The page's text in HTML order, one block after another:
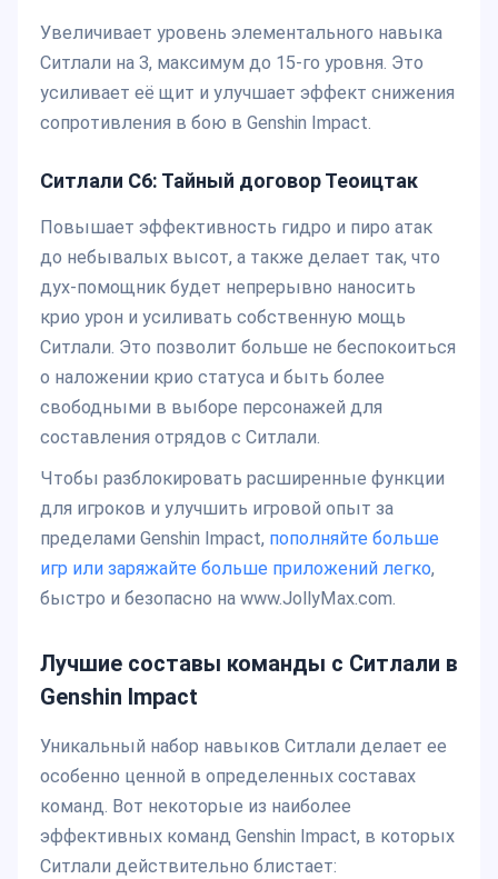
Увеличивает уровень элементального навыка
Ситлали на 3, максимум до 15-го уровня. Это
усиливает её щит и улучшает эффект снижения
сопротивления в бою в Genshin Impact.
Ситлали С6: Тайный договор Теоицтак
Повышает эффективность гидро и пиро атак
до небывалых высот, а также делает так, что
дух-помощник будет непрерывно наносить
крио урон и усиливать собственную мощь
Ситлали. Это позволит больше не беспокоиться
о наложении крио статуса и быть более
свободными в выборе персонажей для
составления отрядов с Ситлали.
Чтобы разблокировать расширенные функции
для игроков и улучшить игровой опыт за
пределами Genshin Impact, пополняйте больше
игр или заряжайте больше приложений легко,
быстро и безопасно на www.JollyMax.com.
Лучшие составы команды с Ситлали в
Genshin Impact
Уникальный набор навыков Ситлали делает ее
особенно ценной в определенных составах
команд. Вот некоторые из наиболее
эффективных команд Genshin Impact, в которых
Ситлали действительно блистает: